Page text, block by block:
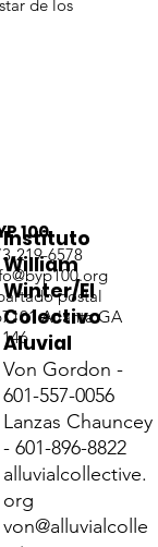
de los
100
219-6578
postal
Atlanta GA
Instituto
William
Winter/El
Colectivo
Aluvial
Von Gordon -
601-557-0056
Lanzas Chauncey
- 601-896-8822
alluvialcollective.
org
von@alluvialcolle